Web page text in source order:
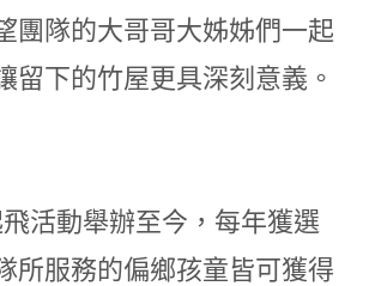
團隊的大哥哥大姊姊們一起
留下的竹屋更具深刻意義。
活動舉辦至今，每年獲選
所服務的偏鄉孩童皆可獲得